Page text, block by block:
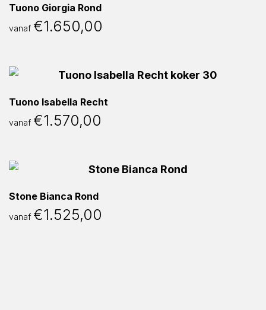
Tuono Giorgia Rond
vanaf €1.650,00
Tuono Isabella Recht
vanaf €1.570,00
Stone Bianca Rond
vanaf €1.525,00